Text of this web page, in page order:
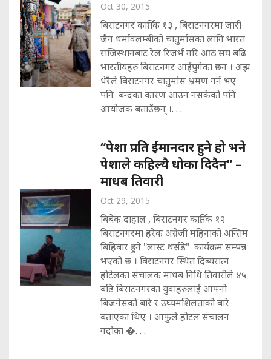
Oct 30, 2015
बिराटनगर कार्तिक १३ , बिराटनगरमा जारी
जैन धर्मावलम्बीको चातुर्मासका लागि भारत
राजिस्थानबाट रेल रिजर्भ गरि आठ सय बढि
भारतीयहरु बिराटनगर आईपुगेका छन । अझ
धेरैले बिराटनगर चातुर्मास भ्रमण गर्ने भए
पनि बन्दका कारण आउन नसकेको पनि
आयोजक बताउँछन् ।. . .
“पेशा प्रति ईमानदार हुने हो भने
पेशाले कहिल्यै धोका दिदैन” –
माधब तिवारी
Oct 29, 2015
बिबेक दाहाल , बिराटनगर कार्तिक १२
बिराटनगरमा हरेक अंग्रेजी महिनाको अन्तिम
बिहिबार हुने "लास्ट थर्सडे" कार्यक्रम सम्पन्न
भएको छ । बिराटनगर स्थित दिब्यरात्न
होटेलका संचालक माधब निधि तिवारीले ४५
बढि बिराटनगरका युवाहरुलाई आफ्नो
बिजनेसको बारे र उघ्यमशिलताको बारे
बताएका थिए । आफुले होटल संचालन
गर्दाका �. . .